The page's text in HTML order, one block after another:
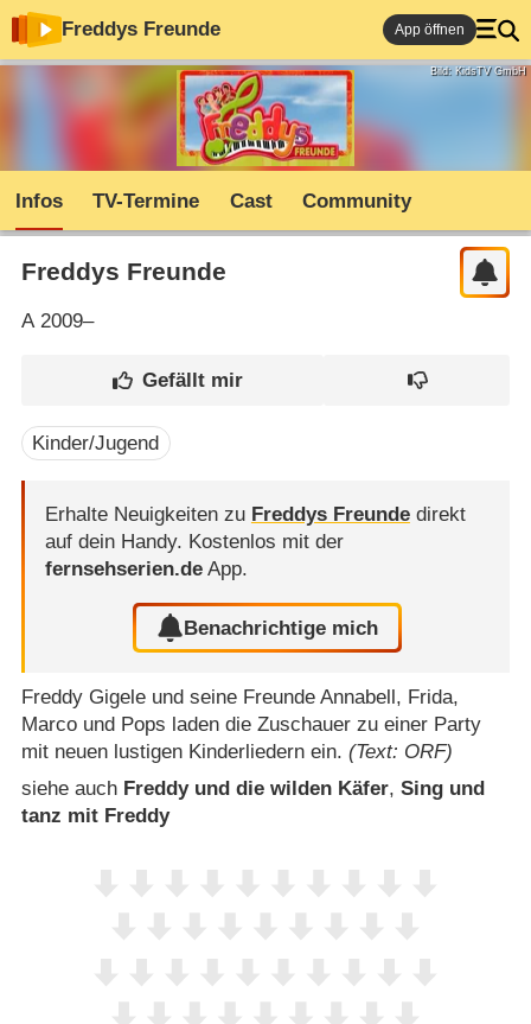
Freddys Freunde App öffnen
Bild: KidsTV GmbH
Infos TV-Termine Cast Community
Freddys Freunde
A2009–
Kinder/Jugend
Erhalte Neuigkeiten zu Freddys Freundedirekt
auf dein Handy. Kostenlos mit der
fernsehserien.deApp.
Benachrichtige mich
Freddy Gigele und seine Freunde Annabell, Frida,
Marco und Pops laden die Zuschauer zu einer Party
mit neuen lustigen Kinderliedern ein. (Text: ORF)
siehe auch Freddy und die wilden Käfer, Sing und
tanz mit Freddy